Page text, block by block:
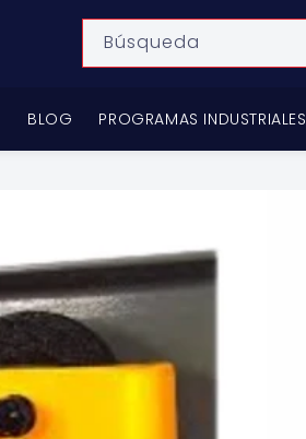
Búsqueda
BLOG PROGRAMAS INDUSTRIALES